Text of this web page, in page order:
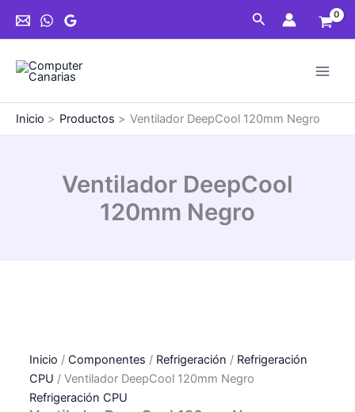
Buscar
Inicio Productos Ventilador DeepCool 120mm Negro
Ventilador DeepCool
120mm Negro
Inicio / Componentes / Refrigeración / Refrigeración
CPU / Ventilador DeepCool 120mm Negro
Refrigeración CPU